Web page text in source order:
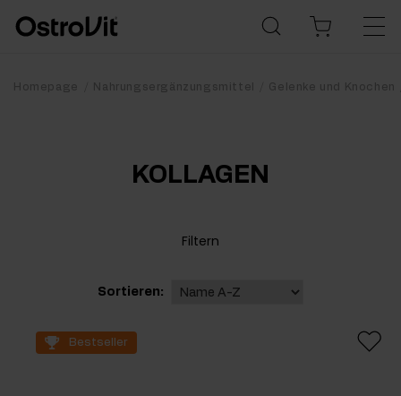
Homepage Nahrungsergänzungsmittel Gelenke und Knochen
KOLLAGEN
Filtern
Sortieren:
Bestseller